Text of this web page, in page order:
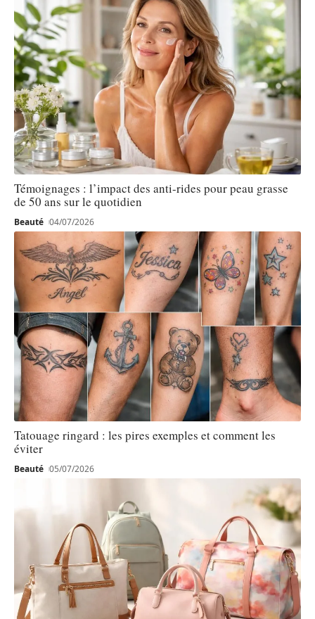
Témoignages : l’impact des anti-rides pour peau grasse
de 50 ans sur le quotidien
Beauté 04/07/2026
Tatouage ringard : les pires exemples et comment les
éviter
Beauté 05/07/2026